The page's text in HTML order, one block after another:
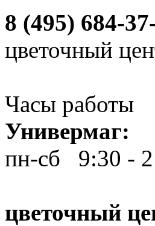
8 (495) 684-
цветочный
Часы работы
Универмаг:
пн-сб 9:30 -
цветочный